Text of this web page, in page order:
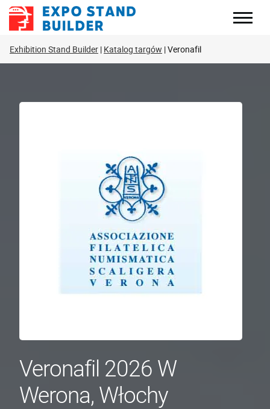
Skip
Exhibition Stand Builder Katalog targów Veronafil
Veronafil 2026 W
Werona, Włochy